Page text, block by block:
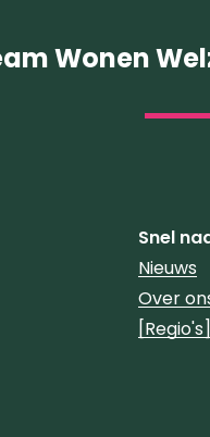
Wonen
Snel
Nieuws
Over
[Regio's]